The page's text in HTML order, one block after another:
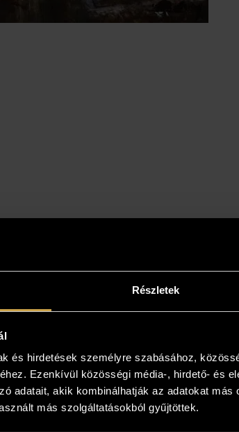
Részletek
és hirdetések személyre szabásához,
Ezenkívül közösségi média-, hirdető- és
adatait, akik kombinálhatják az adatokat
más szolgáltatásokból gyűjtöttek.
meg az otthonában!
a műalkotás elnyerte tetszését
és kollégáink bővebb
Lehetősége van az otthonában, a
is megtekinteni az új kedvencét,
viszik és bemutatják azt! Több is
Gyűjtse össze az Önnek tetsző